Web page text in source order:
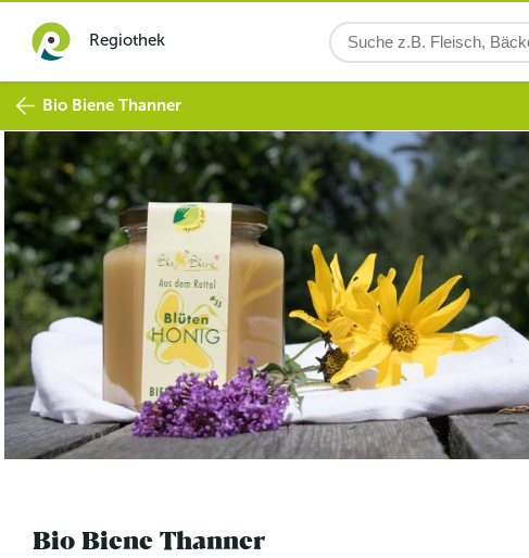
Regiothek
Bio Biene Thanner
Bio Biene Thanner